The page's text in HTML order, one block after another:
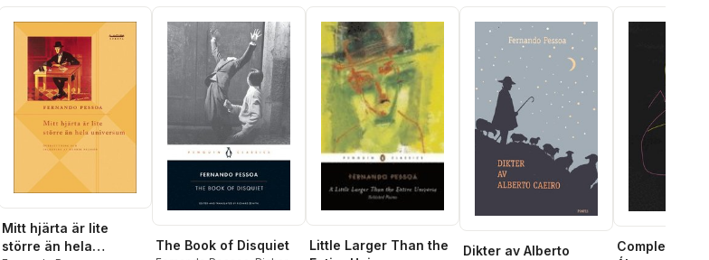
Mitt hjärta är lite
större än hela
The Book of Disquiet
Little Larger Than the
Dikter av Alberto
Complete